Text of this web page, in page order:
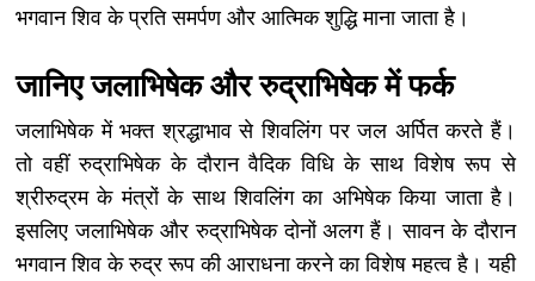
भगवान शिव के प्रति समर्पण और आत्मिक शुद्धि माना जाता है।
जानिए जलाभिषेक और रुद्राभिषेक में फर्क
जलाभिषेक में भक्त श्रद्धाभाव से शिवलिंग पर जल अर्पित करते हैं।
तो वहीं रुद्राभिषेक के दौरान वैदिक विधि के साथ विशेष रूप से
श्रीरुद्रम के मंत्रों के साथ शिवलिंग का अभिषेक किया जाता है।
इसलिए जलाभिषेक और रुद्राभिषेक दोनों अलग हैं। सावन के दौरान
भगवान शिव के रुद्र रूप की आराधना करने का विशेष महत्व है। यही